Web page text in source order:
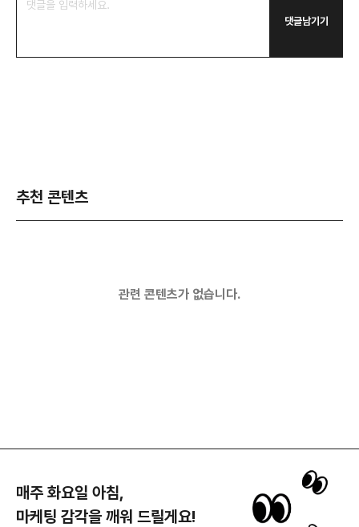
댓글남기기
추천 콘텐츠
관련 콘텐츠가 없습니다.
매주 화요일 아침,
마케팅 감각을 깨워 드릴게요!